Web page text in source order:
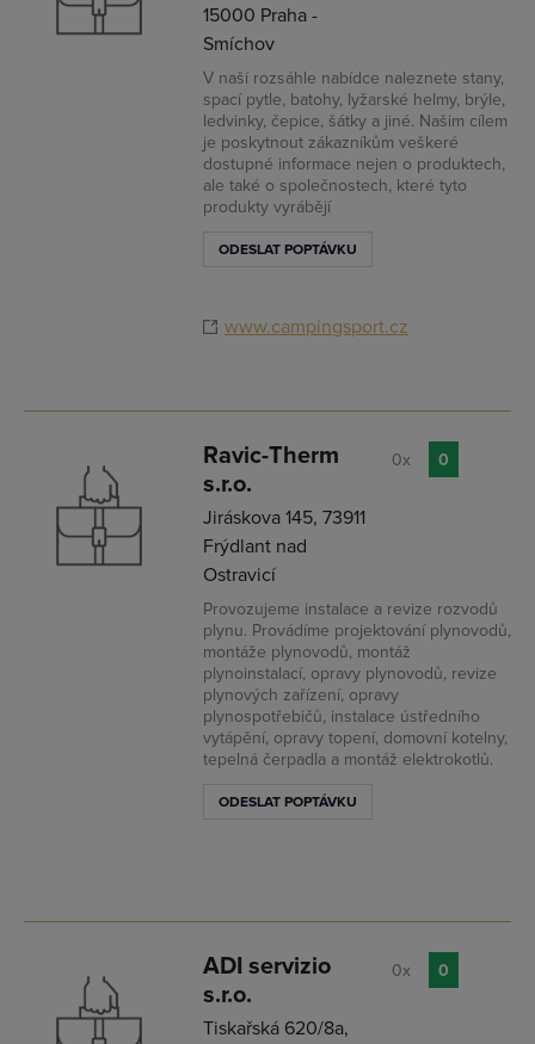
15000 Praha -
Smíchov
V naší rozsáhle nabídce naleznete stany,
spací pytle, batohy, lyžarské helmy, brýle,
ledvinky, čepice, šátky a jiné. Našim cílem
je poskytnout zákazníkům veškeré
dostupné informace nejen o produktech,
ale také o společnostech, které tyto
produkty vyrábějí
ODESLAT POPTÁVKU
www.campingsport.cz
Ravic-Therm
s.r.o.
Jiráskova 145, 73911
Frýdlant nad
Ostravicí
Provozujeme instalace a revize rozvodů
plynu. Provádíme projektování plynovodů,
montáže plynovodů, montáž
plynoinstalací, opravy plynovodů, revize
plynových zařízení, opravy
plynospotřebičů, instalace ústředního
vytápění, opravy topení, domovní kotelny,
tepelná čerpadla a montáž elektrokotlů.
ODESLAT POPTÁVKU
0x 0
ADI servizio
s.r.o.
Tiskařská 620/8a,
0x 0